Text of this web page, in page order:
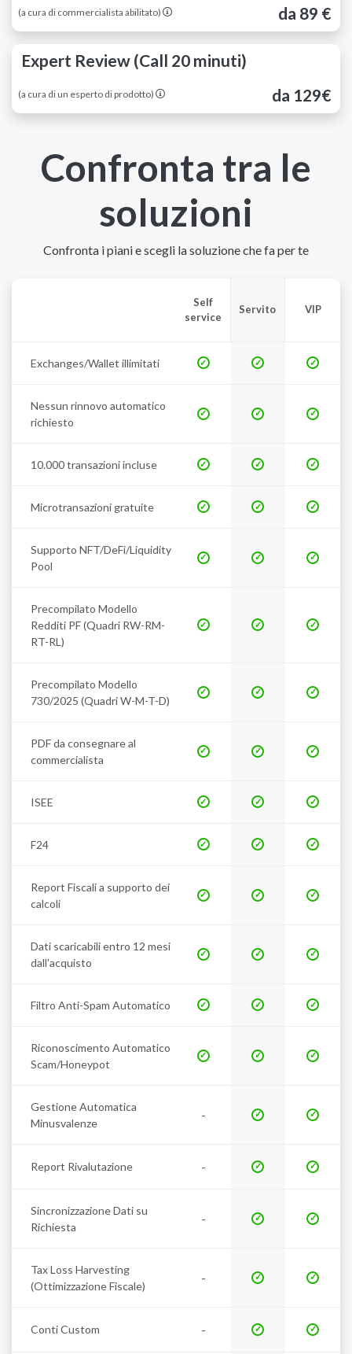
(a cura di commercialista abilitato) da 89 €
Expert Review (Call 20 minuti)
(a cura di un esperto di prodotto) da 129€
Confronta tra le
soluzioni
Confronta i piani e scegli la soluzione che fa per te
Self
service
Servito VIP
Exchanges/Wallet illimitati
Nessun rinnovo automatico
richiesto
10.000 transazioni incluse
Microtransazioni gratuite
Supporto NFT/DeFi/Liquidity
Pool
Precompilato Modello
Redditi PF (Quadri RW-RM-
RT-RL)
Precompilato Modello
730/2025 (Quadri W-M-T-D)
PDF da consegnare al
commercialista
ISEE
F24
Report Fiscali a supporto dei
calcoli
Dati scaricabili entro 12 mesi
dall'acquisto
Filtro Anti-Spam Automatico
Riconoscimento Automatico
Scam/Honeypot
Gestione Automatica
Minusvalenze
-
Report Rivalutazione -
Sincronizzazione Dati su
Richiesta
-
Tax Loss Harvesting
(Ottimizzazione Fiscale)
-
Conti Custom -